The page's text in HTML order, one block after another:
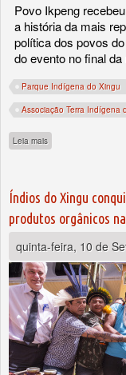
Povo Ikpeng
a história da mais
política dos povos
do evento no final da
Parque Indígena do Xingu
Associação Terra Indígena
Leia mais
Índios do Xingu
produtos orgânicos
quinta-feira, 10 de